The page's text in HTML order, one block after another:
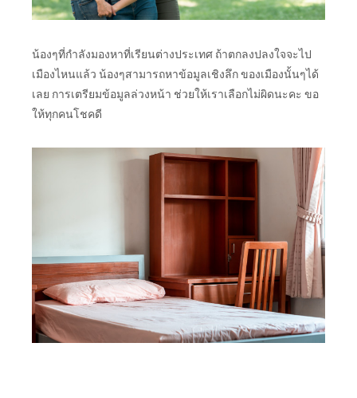
น้องๆที่กำลังมองหาที่เรียนต่างประเทศ ถ้าตกลงปลงใจจะไป
เมืองไหนแล้ว น้องๆสามารถหาข้อมูลเชิงลึก ของเมืองนั้นๆได้
เลย การเตรียมข้อมูลล่วงหน้า ช่วยให้เราเลือกไม่ผิดนะคะ ขอ
ให้ทุกคนโชคดี